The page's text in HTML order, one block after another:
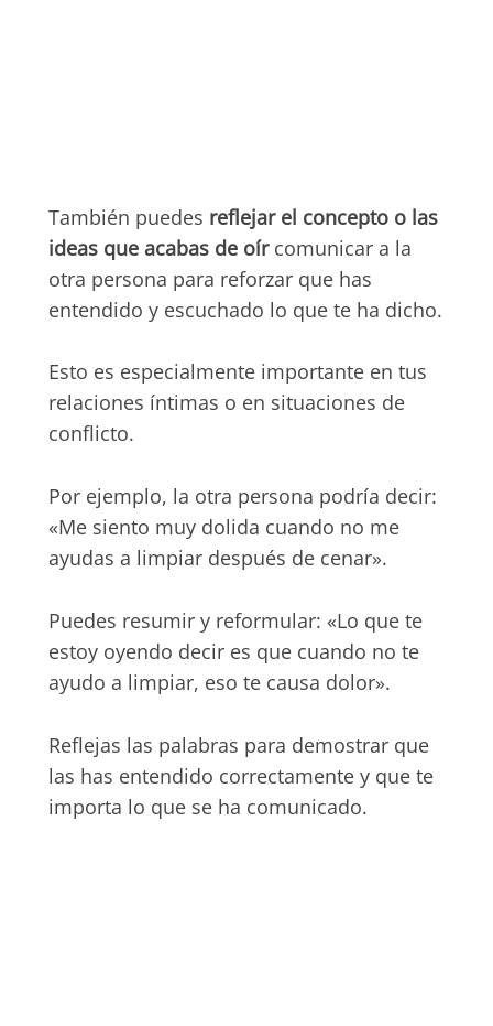
También puedes reflejar el concepto o las
ideas que acabas de oírcomunicar a la
otra persona para reforzar que has
entendido y escuchado lo que te ha dicho.
Esto es especialmente importante en tus
relaciones íntimas o en situaciones de
conflicto.
Por ejemplo, la otra persona podría decir:
«Me siento muy dolida cuando no me
ayudas a limpiar después de cenar».
Puedes resumir y reformular: «Lo que te
estoy oyendo decir es que cuando no te
ayudo a limpiar, eso te causa dolor».
Reflejas las palabras para demostrar que
las has entendido correctamente y que te
importa lo que se ha comunicado.